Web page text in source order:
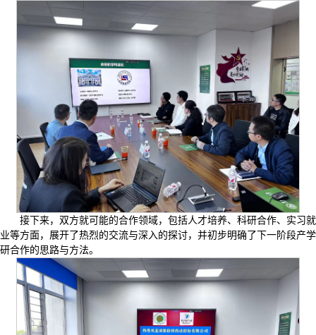
接下来，双方就可能的合作领域，包括人才培养、科研合作、实习就
业等方面，展开了热烈的交流与深入的探讨，并初步明确了下一阶段产学
研合作的思路与方法。